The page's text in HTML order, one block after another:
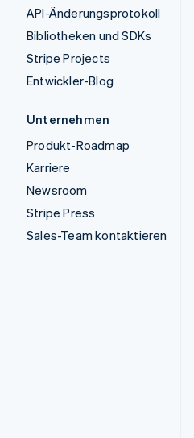
API-Änderungsprotokoll
Bibliotheken und SDKs
Stripe Projects
Entwickler-Blog
Unternehmen
Produkt-Roadmap
Karriere
Newsroom
Stripe Press
Sales-Team kontaktieren